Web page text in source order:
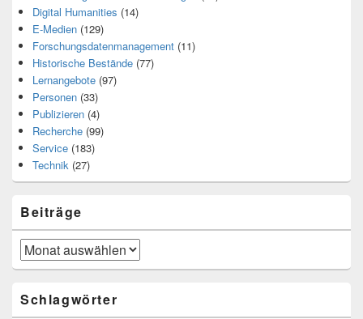
Digital Humanities (14)
E-Medien (129)
Forschungsdatenmanagement (11)
Historische Bestände (77)
Lernangebote (97)
Personen (33)
Publizieren (4)
Recherche (99)
Service (183)
Technik (27)
Beiträge
Beiträge
Schlagwörter